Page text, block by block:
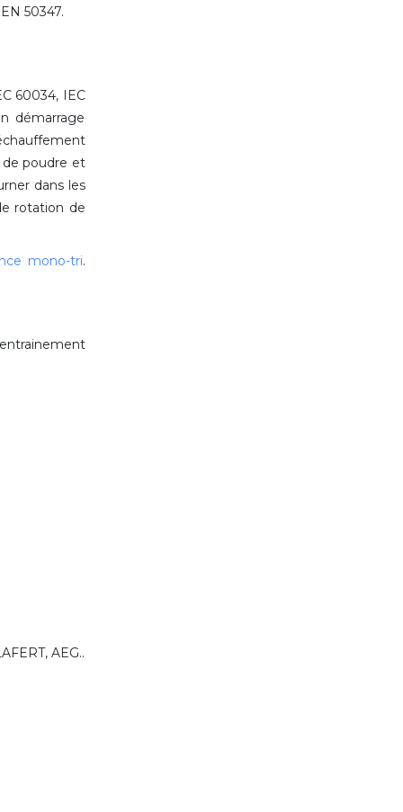
50347.
60034, IEC
démarrage
poudre et
dans les
rotation de
mono-tri.
AEG..